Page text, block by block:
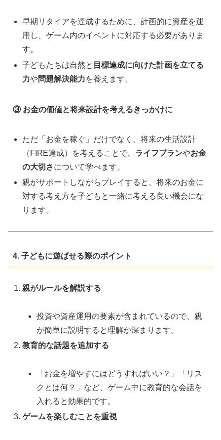
早期リタイアを達成するために、計画的に資産を運
用し、ゲーム内のイベントに対応する必要がありま
す。
子どもたちは自然と 目標達成に向けた計画を立てる
力や問題解決能力を養えます。
③ お金の価値と将来設計を考えるきっかけに
ただ「お金を稼ぐ」だけでなく、将来の生活設計
（FIRE達成）を考えることで、 ライフプランやお金
の大切さについて学べます。
親がサポートしながらプレイすると、将来のお金に
対する考え方を子どもと一緒に考える良い機会にな
ります。
4. 子どもに遊ばせる際のポイント
親がルールを解説する
投資や資産運用の要素が含まれているので、親
が簡単に説明すると理解が深まります。
教育的な話題を追加する
「お金を増やすにはどうすればいい？」「リス
クとは何？」など、ゲーム中に教育的な会話を
入れると効果的です。
ゲームを楽しむことを重視